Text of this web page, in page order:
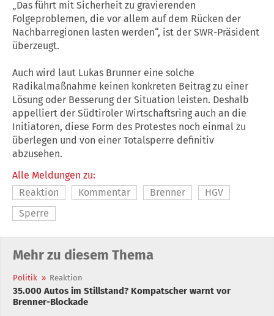
„Das führt mit Sicherheit zu gravierenden
Folgeproblemen, die vor allem auf dem Rücken der
Nachbarregionen lasten werden“, ist der SWR-Präsident
überzeugt.
Auch wird laut Lukas Brunner eine solche
Radikalmaßnahme keinen konkreten Beitrag zu einer
Lösung oder Besserung der Situation leisten. Deshalb
appelliert der Südtiroler Wirtschaftsring auch an die
Initiatoren, diese Form des Protestes noch einmal zu
überlegen und von einer Totalsperre definitiv
abzusehen.
Alle Meldungen zu:
Reaktion
Kommentar Brenner
HGV
Sperre
Mehr zu diesem Thema
Politik » Reaktion
35.000 Autos im Stillstand? Kompatscher warnt vor
Brenner-Blockade